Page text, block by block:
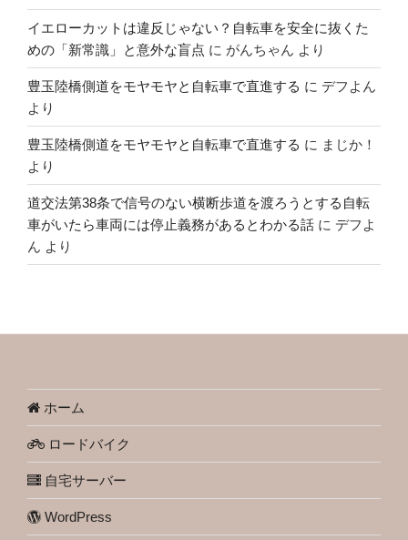
イエローカットは違反じゃない？自転車を安全に抜くた
めの「新常識」と意外な盲点 に がんちゃん より
豊玉陸橋側道をモヤモヤと自転車で直進する に デフよん
より
豊玉陸橋側道をモヤモヤと自転車で直進する に まじか！
より
道交法第38条で信号のない横断歩道を渡ろうとする自転
車がいたら車両には停止義務があるとわかる話 に デフよ
ん より
ホーム
ロードバイク
自宅サーバー
WordPress